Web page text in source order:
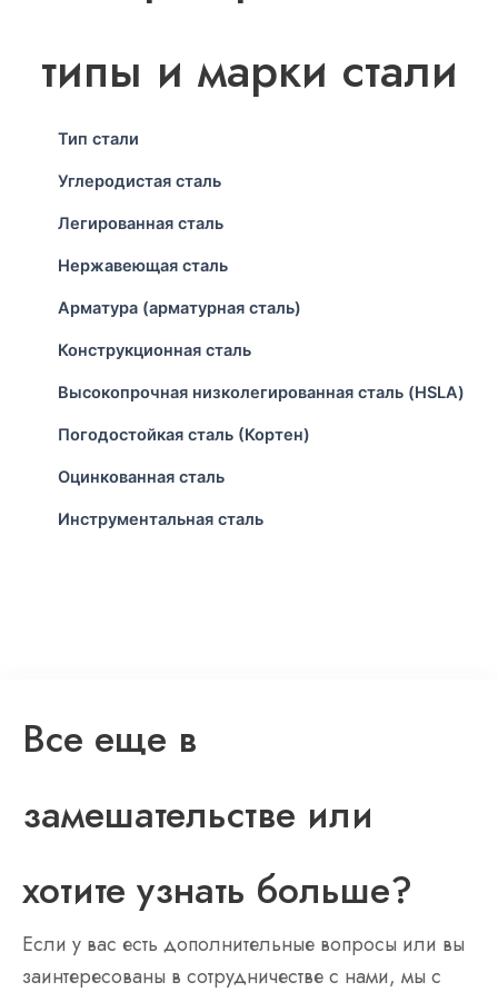
типы и марки стали
Тип стали
Углеродистая сталь
Легированная сталь
Нержавеющая сталь
Арматура (арматурная сталь)
Конструкционная сталь
Высокопрочная низколегированная сталь (HSLA)
Погодостойкая сталь (Кортен)
Оцинкованная сталь
Инструментальная сталь
Все еще в
замешательстве или
хотите узнать больше?
Если у вас есть дополнительные вопросы или вы
заинтересованы в сотрудничестве с нами, мы с